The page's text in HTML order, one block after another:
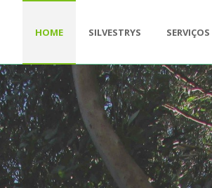
HOME SILVESTRYS SERVIÇOS